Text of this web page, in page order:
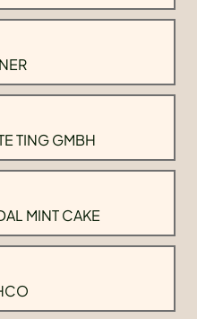
TING GMBH
MINT CAKE